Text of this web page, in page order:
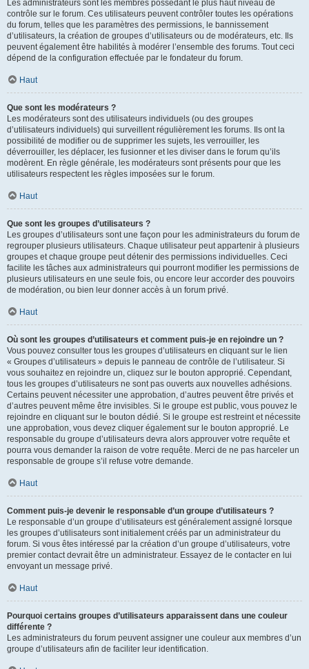
Les administrateurs sont les membres possédant le plus haut niveau de
contrôle sur le forum. Ces utilisateurs peuvent contrôler toutes les opérations
du forum, telles que les paramètres des permissions, le bannissement
d’utilisateurs, la création de groupes d’utilisateurs ou de modérateurs, etc. Ils
peuvent également être habilités à modérer l’ensemble des forums. Tout ceci
dépend de la configuration effectuée par le fondateur du forum.
Haut
Que sont les modérateurs ?
Les modérateurs sont des utilisateurs individuels (ou des groupes
d’utilisateurs individuels) qui surveillent régulièrement les forums. Ils ont la
possibilité de modifier ou de supprimer les sujets, les verrouiller, les
déverrouiller, les déplacer, les fusionner et les diviser dans le forum qu’ils
modèrent. En règle générale, les modérateurs sont présents pour que les
utilisateurs respectent les règles imposées sur le forum.
Haut
Que sont les groupes d’utilisateurs ?
Les groupes d’utilisateurs sont une façon pour les administrateurs du forum de
regrouper plusieurs utilisateurs. Chaque utilisateur peut appartenir à plusieurs
groupes et chaque groupe peut détenir des permissions individuelles. Ceci
facilite les tâches aux administrateurs qui pourront modifier les permissions de
plusieurs utilisateurs en une seule fois, ou encore leur accorder des pouvoirs
de modération, ou bien leur donner accès à un forum privé.
Haut
Où sont les groupes d’utilisateurs et comment puis-je en rejoindre un ?
Vous pouvez consulter tous les groupes d’utilisateurs en cliquant sur le lien
« Groupes d’utilisateurs » depuis le panneau de contrôle de l’utilisateur. Si
vous souhaitez en rejoindre un, cliquez sur le bouton approprié. Cependant,
tous les groupes d’utilisateurs ne sont pas ouverts aux nouvelles adhésions.
Certains peuvent nécessiter une approbation, d’autres peuvent être privés et
d’autres peuvent même être invisibles. Si le groupe est public, vous pouvez le
rejoindre en cliquant sur le bouton dédié. Si le groupe est restreint et nécessite
une approbation, vous devez cliquer également sur le bouton approprié. Le
responsable du groupe d’utilisateurs devra alors approuver votre requête et
pourra vous demander la raison de votre requête. Merci de ne pas harceler un
responsable de groupe s’il refuse votre demande.
Haut
Comment puis-je devenir le responsable d’un groupe d’utilisateurs ?
Le responsable d’un groupe d’utilisateurs est généralement assigné lorsque
les groupes d’utilisateurs sont initialement créés par un administrateur du
forum. Si vous êtes intéressé par la création d’un groupe d’utilisateurs, votre
premier contact devrait être un administrateur. Essayez de le contacter en lui
envoyant un message privé.
Haut
Pourquoi certains groupes d’utilisateurs apparaissent dans une couleur
différente ?
Les administrateurs du forum peuvent assigner une couleur aux membres d’un
groupe d’utilisateurs afin de faciliter leur identification.